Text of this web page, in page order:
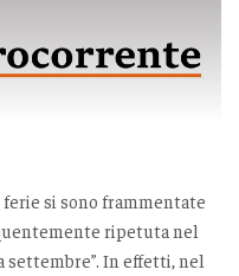
si sono frammentate
ripetuta nel
settembre”. In effetti, nel